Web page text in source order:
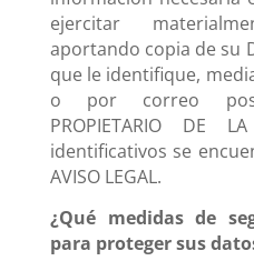
ejercitar
aportando copia de su
que le identifique,
o por correo
PROPIETARIO DE
identificativos se
AVISO LEGAL.
¿Qué medidas de
para proteger sus